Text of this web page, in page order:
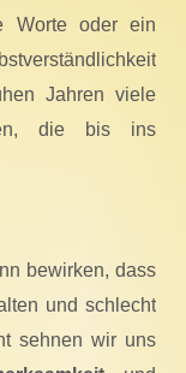
Worte oder ein
Jahren viele
die bis ins
bewirken, dass
und schlecht
sehnen wir uns